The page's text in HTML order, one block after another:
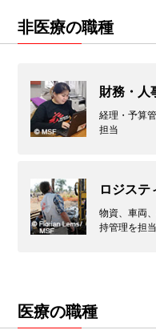
非医療の職種
財務・人
経理・予算
担当
ロジステ
物資、車両
持管理を担当
医療の職種